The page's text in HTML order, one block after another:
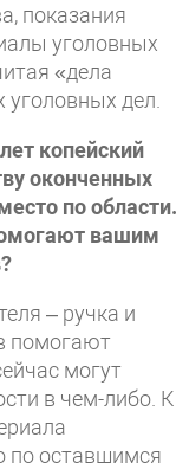
показания
уголовных
«дела
уголовных дел.
копейский
оконченных
по области.
вашим
– ручка и
помогают
могут
в чем-либо. К
по оставшимся